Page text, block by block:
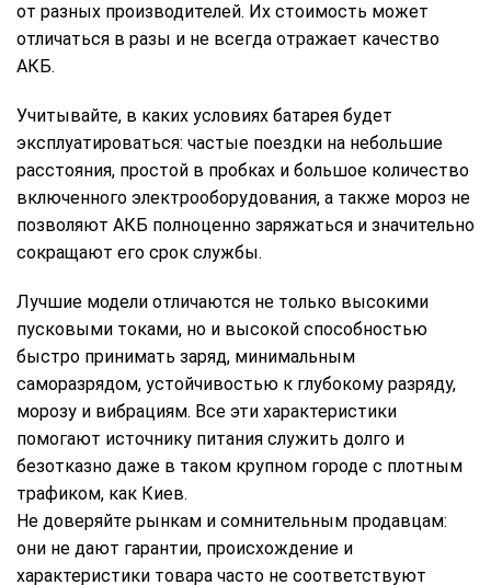
от разных производителей. Их стоимость может
отличаться в разы и не всегда отражает качество
АКБ.
Учитывайте, в каких условиях батарея будет
эксплуатироваться: частые поездки на небольшие
расстояния, простой в пробках и большое количество
включенного электрооборудования, а также мороз не
позволяют АКБ полноценно заряжаться и значительно
сокращают его срок службы.
Лучшие модели отличаются не только высокими
пусковыми токами, но и высокой способностью
быстро принимать заряд, минимальным
саморазрядом, устойчивостью к глубокому разряду,
морозу и вибрациям. Все эти характеристики
помогают источнику питания служить долго и
безотказно даже в таком крупном городе с плотным
трафиком, как Киев.
Не доверяйте рынкам и сомнительным продавцам:
они не дают гарантии, происхождение и
характеристики товара часто не соответствуют